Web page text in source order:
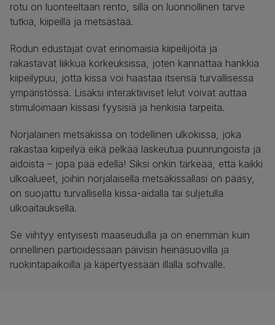
rotu on luonteeltaan rento, sillä on luonnollinen tarve
tutkia, kiipeillä ja metsästää.
Rodun edustajat ovat erinomaisia kiipeilijöitä ja
rakastavat liikkua korkeuksissa, joten kannattaa hankkia
kiipeilypuu, jotta kissa voi haastaa itsensä turvallisessa
ympäristössä. Lisäksi interaktiiviset lelut voivat auttaa
stimuloimaan kissasi fyysisiä ja henkisiä tarpeita.
Norjalainen metsäkissa on todellinen ulkokissa, joka
rakastaa kiipeilyä eikä pelkää laskeutua puunrungoista ja
aidoista – jopa pää edellä! Siksi onkin tärkeää, että kaikki
ulkoalueet, joihin norjalaisella metsäkissallasi on pääsy,
on suojattu turvallisella kissa-aidalla tai suljetulla
ulkoaitauksella.
Se viihtyy erityisesti maaseudulla ja on enemmän kuin
onnellinen partioidessaan päivisin heinäsuovilla ja
ruokintapaikoilla ja käpertyessään illalla sohvalle.